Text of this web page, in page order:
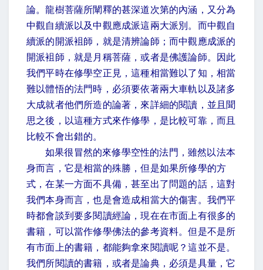
論。龍樹菩薩所闡釋的甚深道次第的內涵，又分為
中觀自續派以及中觀應成派這兩大派別。而中觀自
續派的開派袓師，就是清辨論師；而中觀應成派的
開派袓師，就是月稱菩薩，或者是佛護論師。因此
我們平時在修學空正見，這種相當難以了知，相當
難以體悟的法門時，必須要依著兩大車軌以及諸多
大成就者他們所造的論著，來詳細的閱讀，並且聞
思之後，以這種方式來作修學，是比較可靠，而且
比較不會出錯的。
如果很冒然的來修學空性的法門，雖然以法本
身而言，它是相當的殊勝，但是如果所修學的方
式，在某一方面不具備，甚至出了問題的話，這對
我們本身而言，也是會造成相當大的傷害。我們平
時都會談到要多閱讀經論，現在在市面上有很多的
書籍，可以當作修學佛法的參考資料。但是不是所
有市面上的書籍，都能夠拿來閱讀呢？這並不是。
我們所閱讀的書籍，或者是論典，必須是具量，它